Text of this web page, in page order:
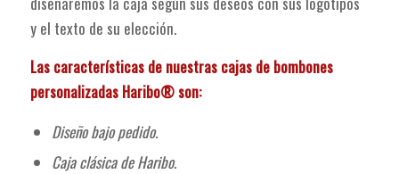
y el texto de su elección.
Las características de nuestras cajas de bombones
personalizadas Haribo® son:
Diseño bajo pedido.
Caja clásica de Haribo.